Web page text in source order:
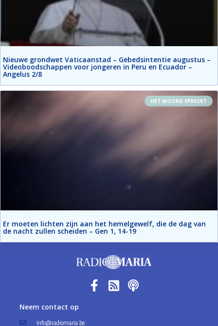
Nieuwe grondwet Vaticaanstad – Gebedsintentie augustus –
Videoboodschappen voor jongeren in Peru en Ecuador –
Angelus 2/8
HET WOORD SPREEKT
Er moeten lichten zijn aan het hemelgewelf, die de dag van
de nacht zullen scheiden – Gen 1, 14-19
Neem contact op
info@radiomaria.be